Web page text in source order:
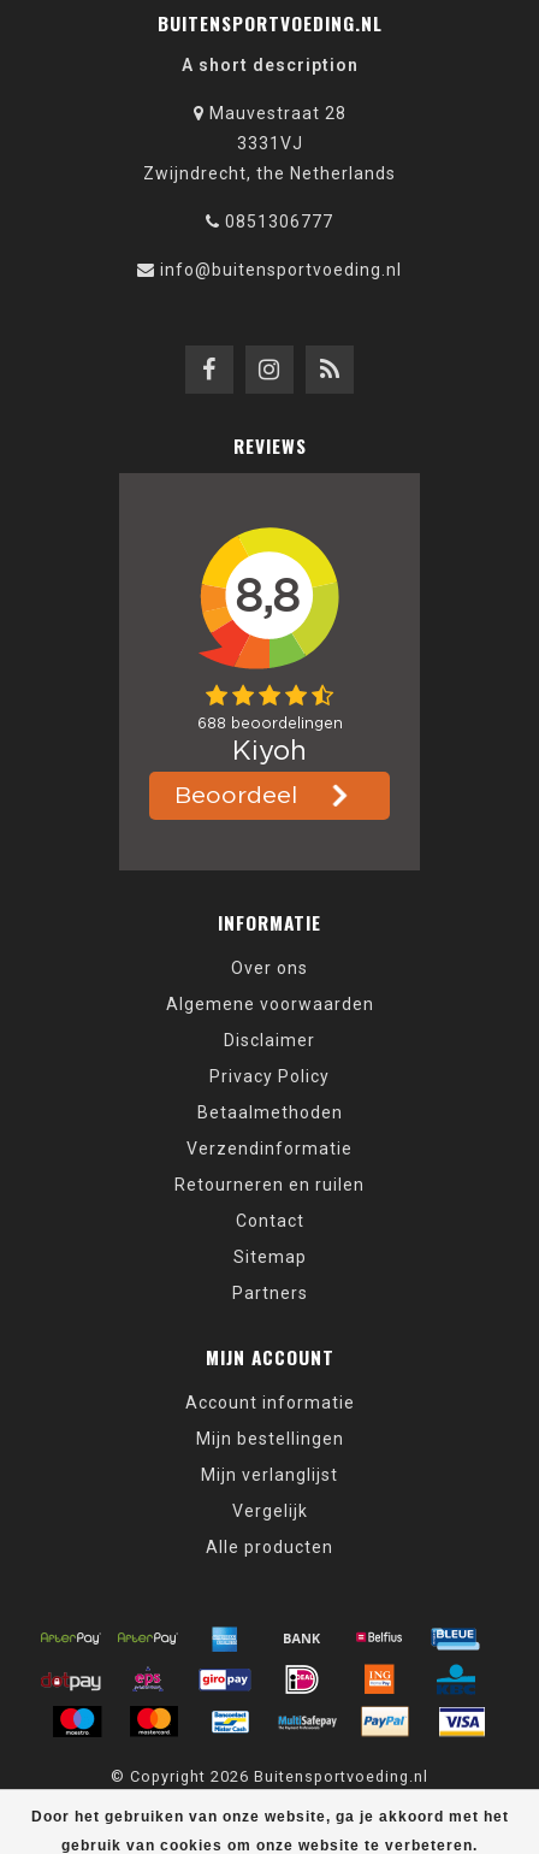
Door het gebruiken van onze website, ga je akkoord met het
gebruik van cookies om onze website te verbeteren.
BUITENSPORTVOEDING.NL
A short description
Mauvestraat 28
3331VJ
Zwijndrecht, the Netherlands
0851306777
info@buitensportvoeding.nl
REVIEWS
INFORMATIE
Over ons
Algemene voorwaarden
Disclaimer
Privacy Policy
Betaalmethoden
Verzendinformatie
Retourneren en ruilen
Contact
Sitemap
Partners
MIJN ACCOUNT
Account informatie
Mijn bestellingen
Mijn verlanglijst
Vergelijk
Alle producten
© Copyright 2026 Buitensportvoeding.nl
Buitensportvoeding.nl scores a 9,4/10out of439 klantbeoordelingen